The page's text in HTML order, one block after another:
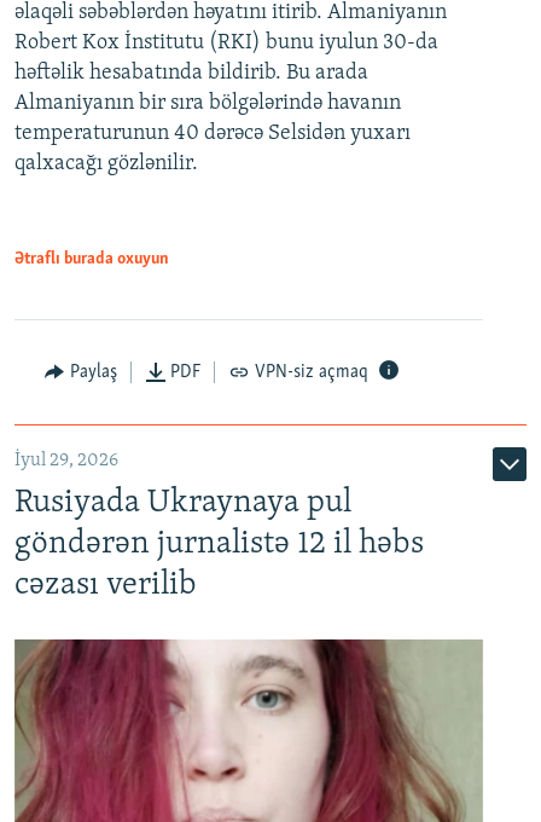
əlaqəli səbəblərdən həyatını itirib. Almaniyanın
Robert Kox İnstitutu (RKI) bunu iyulun 30-da
həftəlik hesabatında bildirib. Bu arada
Almaniyanın bir sıra bölgələrində havanın
temperaturunun 40 dərəcə Selsidən yuxarı
qalxacağı gözlənilir.
Ətraflı burada oxuyun
Paylaş PDF VPN-siz açmaq
İyul 29, 2026
Rusiyada Ukraynaya pul
göndərən jurnalistə 12 il həbs
cəzası verilib